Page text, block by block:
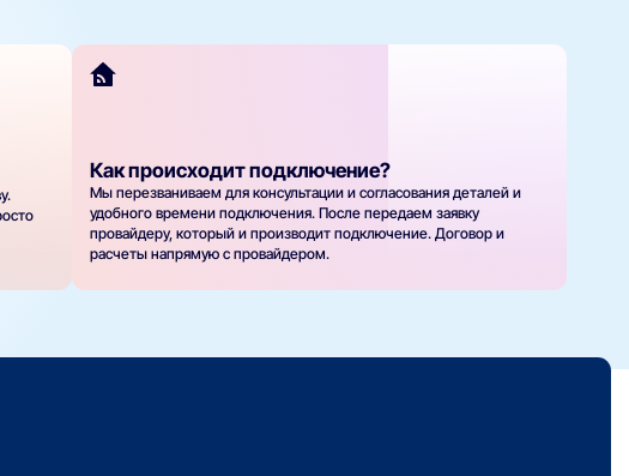
Как происходит подключение?
Мы перезваниваем для консультации и согласования деталей и
удобного времени подключения. После передаем заявку
провайдеру, который и производит подключение. Договор и
расчеты напрямую с провайдером.